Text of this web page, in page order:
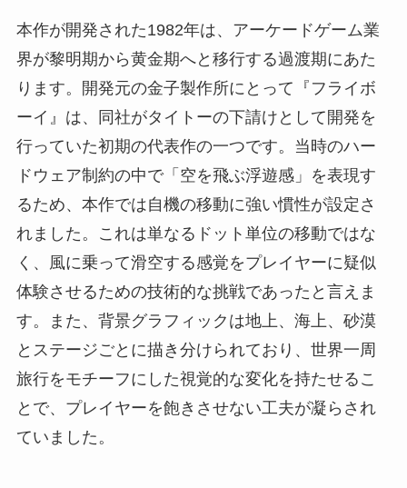
本作が開発された1982年は、アーケードゲーム業
界が黎明期から黄金期へと移行する過渡期にあた
ります。開発元の金子製作所にとって『フライボ
ーイ』は、同社がタイトーの下請けとして開発を
行っていた初期の代表作の一つです。当時のハー
ドウェア制約の中で「空を飛ぶ浮遊感」を表現す
るため、本作では自機の移動に強い慣性が設定さ
れました。これは単なるドット単位の移動ではな
く、風に乗って滑空する感覚をプレイヤーに疑似
体験させるための技術的な挑戦であったと言えま
す。また、背景グラフィックは地上、海上、砂漠
とステージごとに描き分けられており、世界一周
旅行をモチーフにした視覚的な変化を持たせるこ
とで、プレイヤーを飽きさせない工夫が凝らされ
ていました。